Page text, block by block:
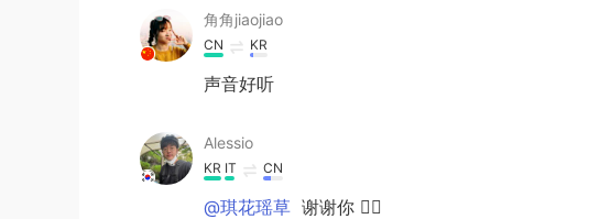
角角jiaojiao
CN KR
声音好听
Alessio
KR IT CN
@琪花瑶草 谢谢你 🙆‍♂️